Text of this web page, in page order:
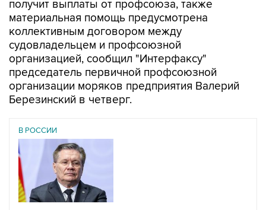
получит выплаты от профсоюза, также
материальная помощь предусмотрена
коллективным договором между
судовладельцем и профсоюзной
организацией, сообщил "Интерфаксу"
председатель первичной профсоюзной
организации моряков предприятия Валерий
Березинский в четверг.
В РОССИИ